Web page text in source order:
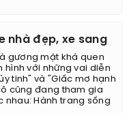
nhà đẹp, xe sang
gương mặt khá quen
hình với những vai diễn
tinh" và "Giấc mơ hạnh
cũng đang tham gia
nhau: Hành trang sống